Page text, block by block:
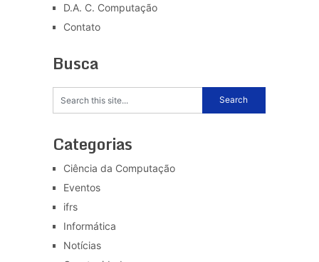
D.A. C. Computação
Contato
Busca
Categorias
Ciência da Computação
Eventos
ifrs
Informática
Notícias